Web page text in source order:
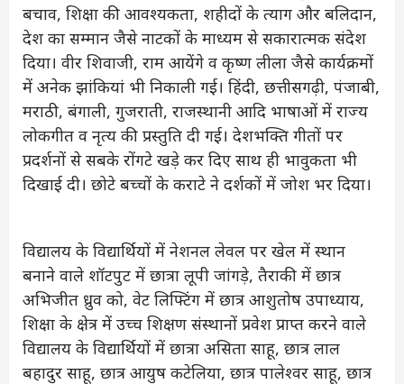
बचाव, शिक्षा की आवश्यकता, शहीदों के त्याग और बलिदान,
देश का सम्मान जैसे नाटकों के माध्यम से सकारात्मक संदेश
दिया। वीर शिवाजी, राम आयेंगे व कृष्ण लीला जैसे कार्यक्रमों
में अनेक झांकियां भी निकाली गई। हिंदी, छत्तीसगढ़ी, पंजाबी,
मराठी, बंगाली, गुजराती, राजस्थानी आदि भाषाओं में राज्य
लोकगीत व नृत्य की प्रस्तुति दी गई। देशभक्ति गीतों पर
प्रदर्शनों से सबके रोंगटे खड़े कर दिए साथ ही भावुकता भी
दिखाई दी। छोटे बच्चों के कराटे ने दर्शकों में जोश भर दिया।
विद्यालय के विद्यार्थियों में नेशनल लेवल पर खेल में स्थान
बनाने वाले शॉटपुट में छात्रा लूपी जांगड़े, तैराकी में छात्र
अभिजीत ध्रुव को, वेट लिफ्टिंग में छात्र आशुतोष उपाध्याय,
शिक्षा के क्षेत्र में उच्च शिक्षण संस्थानों प्रवेश प्राप्त करने वाले
विद्यालय के विद्यार्थियों में छात्रा असिता साहू, छात्र लाल
बहादुर साहू, छात्र आयुष कटेलिया, छात्र पालेश्वर साहू, छात्र